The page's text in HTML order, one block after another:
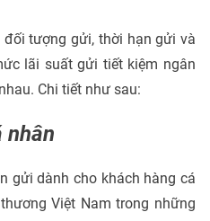
tượng gửi, thời hạn gửi và
lãi suất gửi tiết kiệm ngân
Chi tiết như sau:
nhân
gửi dành cho khách hàng cá
Việt Nam trong những